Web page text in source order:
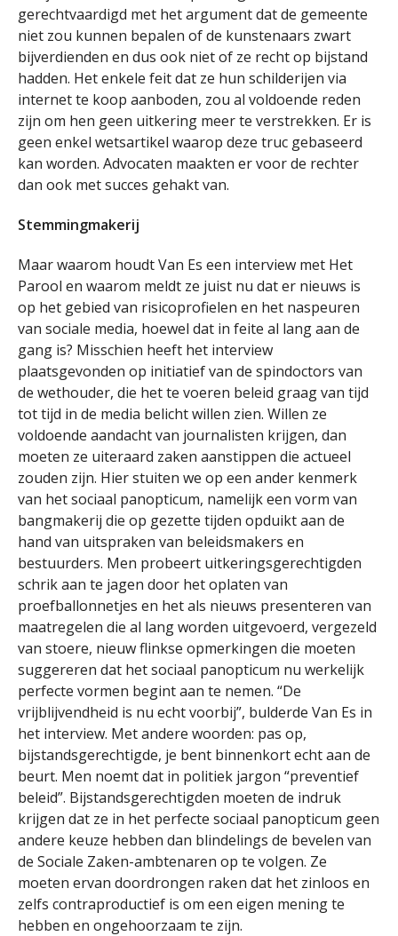
gerechtvaardigd met het argument dat de gemeente
niet zou kunnen bepalen of de kunstenaars zwart
bijverdienden en dus ook niet of ze recht op bijstand
hadden. Het enkele feit dat ze hun schilderijen via
internet te koop aanboden, zou al voldoende reden
zijn om hen geen uitkering meer te verstrekken. Er is
geen enkel wetsartikel waarop deze truc gebaseerd
kan worden. Advocaten maakten er voor de rechter
dan ook met succes gehakt van.
Stemmingmakerij
Maar waarom houdt Van Es een interview met Het
Parool en waarom meldt ze juist nu dat er nieuws is
op het gebied van risicoprofielen en het naspeuren
van sociale media, hoewel dat in feite al lang aan de
gang is? Misschien heeft het interview
plaatsgevonden op initiatief van de spindoctors van
de wethouder, die het te voeren beleid graag van tijd
tot tijd in de media belicht willen zien. Willen ze
voldoende aandacht van journalisten krijgen, dan
moeten ze uiteraard zaken aanstippen die actueel
zouden zijn. Hier stuiten we op een ander kenmerk
van het sociaal panopticum, namelijk een vorm van
bangmakerij die op gezette tijden opduikt aan de
hand van uitspraken van beleidsmakers en
bestuurders. Men probeert uitkeringsgerechtigden
schrik aan te jagen door het oplaten van
proefballonnetjes en het als nieuws presenteren van
maatregelen die al lang worden uitgevoerd, vergezeld
van stoere, nieuw flinkse opmerkingen die moeten
suggereren dat het sociaal panopticum nu werkelijk
perfecte vormen begint aan te nemen. “De
vrijblijvendheid is nu echt voorbij”, bulderde Van Es in
het interview. Met andere woorden: pas op,
bijstandsgerechtigde, je bent binnenkort echt aan de
beurt. Men noemt dat in politiek jargon “preventief
beleid”. Bijstandsgerechtigden moeten de indruk
krijgen dat ze in het perfecte sociaal panopticum geen
andere keuze hebben dan blindelings de bevelen van
de Sociale Zaken-ambtenaren op te volgen. Ze
moeten ervan doordrongen raken dat het zinloos en
zelfs contraproductief is om een eigen mening te
hebben en ongehoorzaam te zijn.